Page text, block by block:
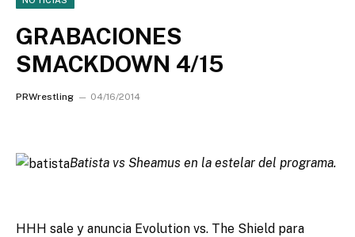
GRABACIONES
SMACKDOWN 4/15
PRWrestling 04/16/2014
Batista vs Sheamus en la estelar del programa.
HHH sale y anuncia Evolution vs. The Shield para